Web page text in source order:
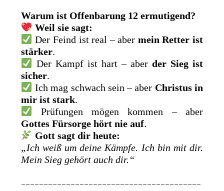
Warum ist Offenbarung 12 ermutigend?
Weil sie sagt:
Der Feind ist real – aber mein Retter ist
stärker.
Der Kampf ist hart – aber der Sieg ist
sicher.
Ich mag schwach sein – aber Christus in
mir ist stark.
Prüfungen mögen kommen – aber
Gottes Fürsorge hört nie auf.
Gott sagt dir heute:
„Ich weiß um deine Kämpfe. Ich bin mit dir.
Mein Sieg gehört auch dir.“